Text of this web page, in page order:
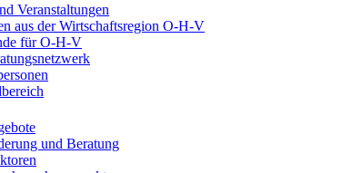
Veranstaltungen
aus der Wirtschaftsregion O-H-V
für O-H-V
und Beratung